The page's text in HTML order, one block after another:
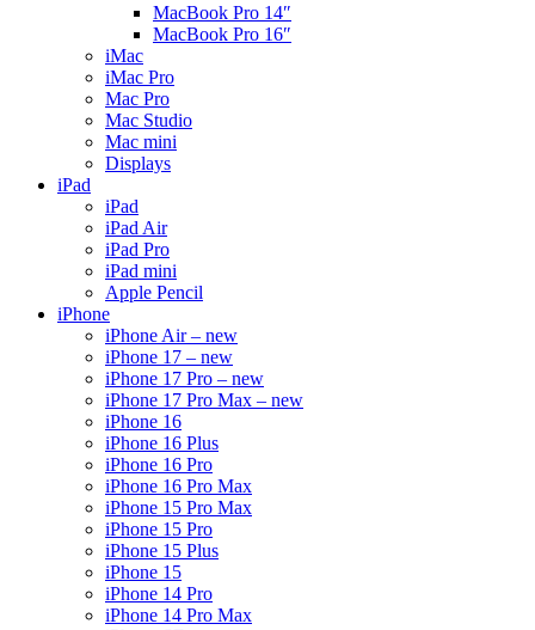
MacBook Pro 14″
MacBook Pro 16″
iMac
iMac Pro
Mac Pro
Mac Studio
Mac mini
Displays
iPad
iPad
iPad Air
iPad Pro
iPad mini
Apple Pencil
iPhone
iPhone Air – new
iPhone 17 – new
iPhone 17 Pro – new
iPhone 17 Pro Max – new
iPhone 16
iPhone 16 Plus
iPhone 16 Pro
iPhone 16 Pro Max
iPhone 15 Pro Max
iPhone 15 Pro
iPhone 15 Plus
iPhone 15
iPhone 14 Pro
iPhone 14 Pro Max